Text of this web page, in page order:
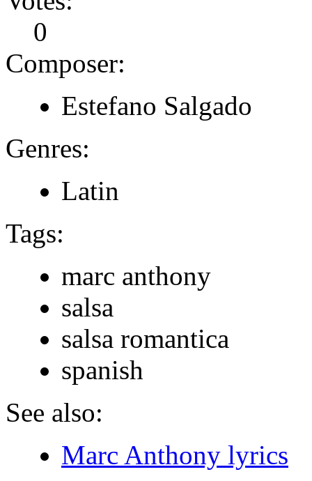
0
Composer:
Estefano Salgado
Genres:
Latin
Tags:
marc anthony
salsa
salsa romantica
spanish
See also:
Marc Anthony lyrics